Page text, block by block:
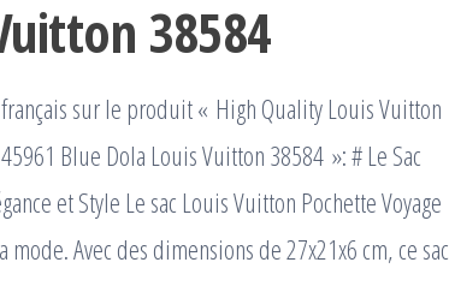
38584
sur le produit « High Quality Louis Vuitton
Blue Dola Louis Vuitton 38584 »: # Le Sac
et Style Le sac Louis Vuitton Pochette Voyage
Avec des dimensions de 27x21x6 cm, ce sac